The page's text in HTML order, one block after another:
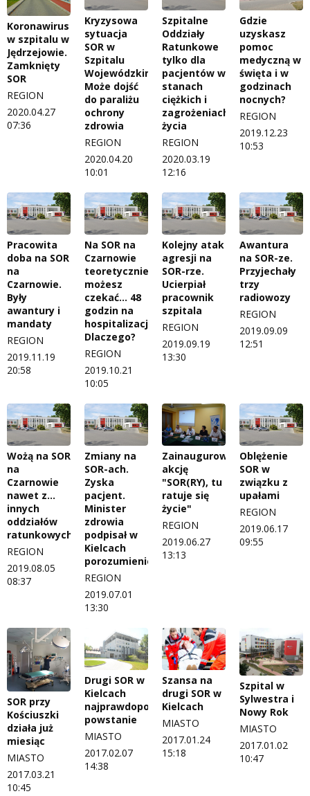
Koronawirus
w szpitalu w
Jędrzejowie.
Zamknięty
SOR
REGION
2020.04.27
07:36
Kryzysowa
sytuacja
SOR w
Szpitalu
Wojewódzkim.
Może dojść
do paraliżu
ochrony
zdrowia
REGION
2020.04.20
10:01
Szpitalne
Oddziały
Ratunkowe
tylko dla
pacjentów w
stanach
ciężkich i
zagrożeniach
życia
REGION
2020.03.19
12:16
Gdzie
uzyskasz
pomoc
medyczną w
święta i w
godzinach
nocnych?
REGION
2019.12.23
10:53
Pracowita
doba na SOR
na
Czarnowie.
Były
awantury i
mandaty
REGION
2019.11.19
20:58
Na SOR na
Czarnowie
teoretycznie
możesz
czekać... 48
godzin na
hospitalizację.
Dlaczego?
REGION
2019.10.21
10:05
Kolejny atak
agresji na
SOR-rze.
Ucierpiał
pracownik
szpitala
REGION
2019.09.19
13:30
Awantura
na SOR-ze.
Przyjechały
trzy
radiowozy
REGION
2019.09.09
12:51
Wożą na SOR
na
Czarnowie
nawet z...
innych
oddziałów
ratunkowych
REGION
2019.08.05
08:37
Zmiany na
SOR-ach.
Zyska
pacjent.
Minister
zdrowia
podpisał w
Kielcach
porozumienie
REGION
2019.07.01
13:30
Zainaugurowali
akcję
"SOR(RY), tu
ratuje się
życie"
REGION
2019.06.27
13:13
Oblężenie
SOR w
związku z
upałami
REGION
2019.06.17
09:55
SOR przy
Kościuszki
działa już
miesiąc
MIASTO
2017.03.21
10:45
Drugi SOR w
Kielcach
najprawdopodobniej
powstanie
MIASTO
2017.02.07
14:38
Szansa na
drugi SOR w
Kielcach
MIASTO
2017.01.24
15:18
Szpital w
Sylwestra i
Nowy Rok
MIASTO
2017.01.02
10:47